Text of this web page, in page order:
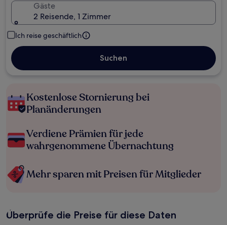
Gäste
2 Reisende, 1 Zimmer
Ich reise geschäftlich
Suchen
Kostenlose Stornierung bei
Planänderungen
Verdiene Prämien für jede
wahrgenommene Übernachtung
Mehr sparen mit Preisen für Mitglieder
Überprüfe die Preise für diese Daten